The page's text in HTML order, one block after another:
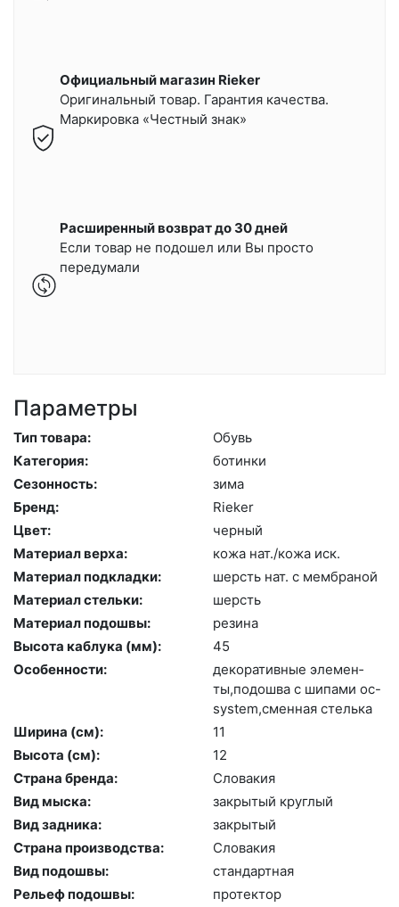
Официальный магазин Rieker
Оригинальный товар. Гарантия качества.
Маркировка «Честный знак»
Расширенный возврат до 30 дней
Если товар не подошел или Вы просто
передумали
Параметры
Тип товара:
Обувь
Категория:
бо­тин­ки
Сезонность:
зи­ма
Бренд:
Ri­eker
Цвет:
чер­ный
Материал верха:
ко­жа нат./ко­жа иск.
Материал подкладки:
шерсть нат. с мемб­ра­ной
Материал стельки:
шерсть
Материал подошвы:
ре­зина
Высота каблука (мм):
45
Особенности:
де­кора­тив­ные эле­мен­
ты,по­дош­ва с ши­пами oc-
sys­tem,смен­ная стель­ка
Ширина (см):
11
Высота (cм):
12
Страна бренда:
Сло­вакия
Вид мыска:
зак­ры­тый круг­лый
Вид задника:
зак­ры­тый
Страна производства:
Сло­вакия
Вид подошвы:
стан­дарт­ная
Рельеф подошвы:
про­тек­тор